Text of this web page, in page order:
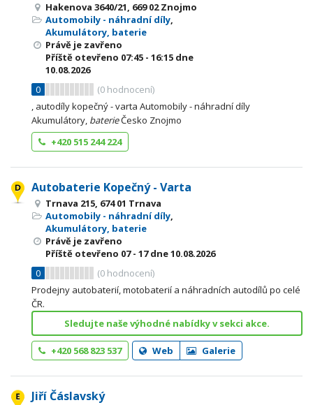
Hakenova 3640/21, 669 02 Znojmo
Automobily - náhradní díly,
Akumulátory, baterie
Právě je zavřeno
Příště otevřeno 07:45 - 16:15 dne
10.08.2026
0
(0 hodnocení)
, autodíly kopečný - varta Automobily - náhradní díly
Akumulátory, baterieČesko Znojmo
+420 515 244 224
Autobaterie Kopečný - Varta
Trnava 215, 674 01 Trnava
Automobily - náhradní díly,
Akumulátory, baterie
Právě je zavřeno
Příště otevřeno 07 - 17dne 10.08.2026
0
(0 hodnocení)
Prodejny autobaterií, motobaterií a náhradních autodílů po celé
ČR.
Sledujte naše výhodné nabídky v sekci akce.
+420 568 823 537 Web Galerie
Jiří Čáslavský